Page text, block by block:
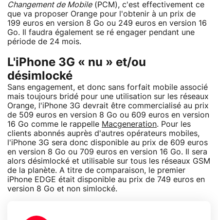
Changement de Mobile(PCM), c'est effectivement ce
que va proposer Orange pour l'obtenir à un prix de
199 euros en version 8 Go ou 249 euros en version 16
Go. Il faudra également se ré engager pendant une
période de 24 mois.
L'iPhone 3G « nu » et/ou
désimlocké
Sans engagement, et donc sans forfait mobile associé
mais toujours bridé pour une utilisation sur les réseaux
Orange, l'iPhone 3G devrait être commercialisé au prix
de 509 euros en version 8 Go ou 609 euros en version
16 Go comme le rappelle Macgeneration. Pour les
clients abonnés auprès d'autres opérateurs mobiles,
l'iPhone 3G sera donc disponible au prix de 609 euros
en version 8 Go ou 709 euros en version 16 Go. Il sera
alors désimlocké et utilisable sur tous les réseaux GSM
de la planète. A titre de comparaison, le premier
iPhone EDGE était disponible au prix de 749 euros en
version 8 Go et non simlocké.